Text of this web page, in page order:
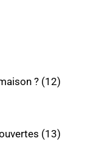
? (12)
(13)